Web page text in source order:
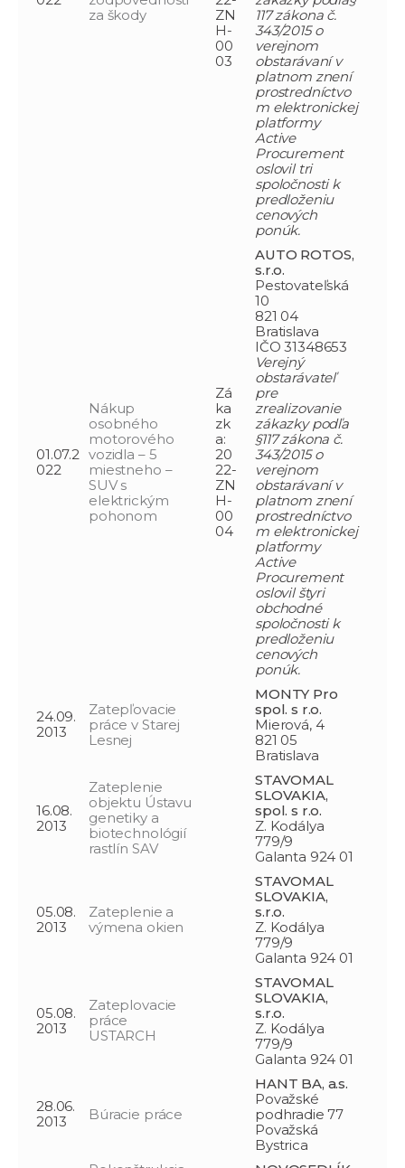
za škody
ZN
H-
00
03
117 zákona č.
343/2015 o
verejnom
obstarávaní v
platnom znení
prostredníctvo
m elektronickej
platformy
Active
Procurement
oslovil tri
spoločnosti k
predloženiu
cenových
ponúk.
01.07.2
022
Nákup
osobného
motorového
vozidla – 5
miestneho –
SUV s
elektrickým
pohonom
Zá
ka
zk
a:
20
22-
ZN
H-
00
04
AUTO ROTOS,
s.r.o.
Pestovateľská
10
821 04
Bratislava
IČO 31348653
Verejný
obstarávateľ
pre
zrealizovanie
zákazky podľa
§117 zákona č.
343/2015 o
verejnom
obstarávaní v
platnom znení
prostredníctvo
m elektronickej
platformy
Active
Procurement
oslovil štyri
obchodné
spoločnosti k
predloženiu
cenových
ponúk.
24.09.
2013
Zatepľovacie
práce v Starej
Lesnej
MONTY Pro
spol. s r.o.
Mierová, 4
821 05
Bratislava
16.08.
2013
Zateplenie
objektu Ústavu
genetiky a
biotechnológií
rastlín SAV
STAVOMAL
SLOVAKIA,
spol. s r.o.
Z. Kodálya
779/9
Galanta 924 01
05.08.
2013
Zateplenie a
výmena okien
STAVOMAL
SLOVAKIA,
s.r.o.
Z. Kodálya
779/9
Galanta 924 01
05.08.
2013
Zateplovacie
práce
USTARCH
STAVOMAL
SLOVAKIA,
s.r.o.
Z. Kodálya
779/9
Galanta 924 01
28.06.
2013
Búracie práce
HANT BA, a.s.
Považské
podhradie 77
Považská
Bystrica